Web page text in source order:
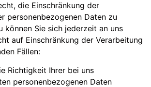
die Einschränkung der
personenbezogenen Daten zu
können Sie sich jederzeit an uns
auf Einschränkung der Verarbeitung
Fällen:
Richtigkeit Ihrer bei uns
personenbezogenen Daten